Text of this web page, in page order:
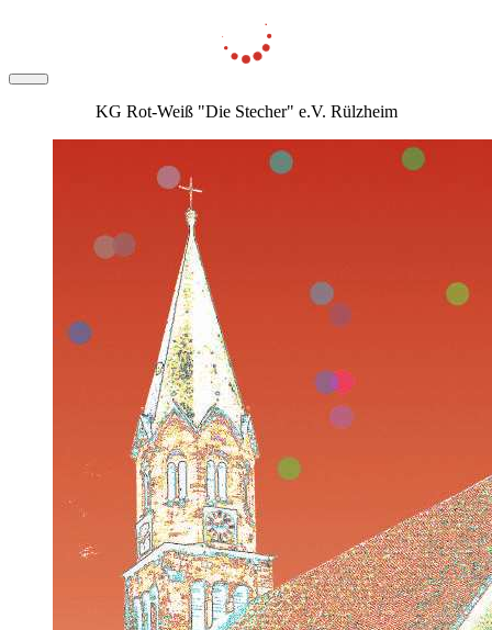
KG Rot-Weiß "Die Stecher" e.V. Rülzheim